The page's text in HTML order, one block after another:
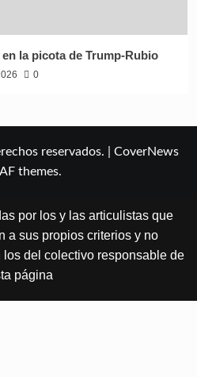
la picota de Trump-Rubio
0
reservados.
CoverNews
themes.
por los y las articulistas que
a sus propios criterios y no
del colectivo responsable de
página